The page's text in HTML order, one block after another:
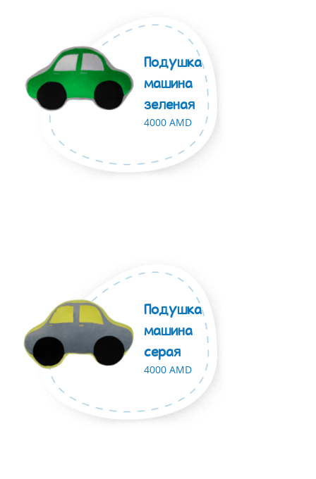
Подушка
машина
зеленая
4000 AMD
Подушка
машина
серая
4000 AMD